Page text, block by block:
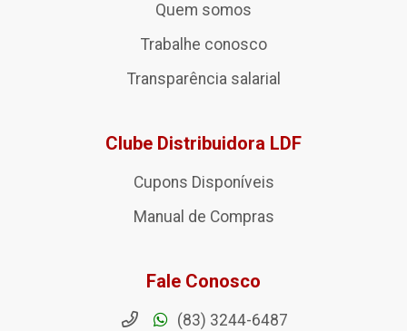
Quem somos
Trabalhe conosco
Transparência salarial
Clube Distribuidora LDF
Cupons Disponíveis
Manual de Compras
Fale Conosco
(83) 3244-6487